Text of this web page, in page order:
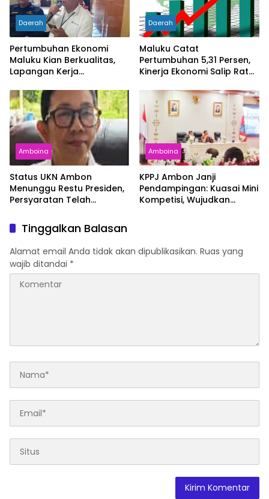
Daerah
Pertumbuhan Ekonomi
Maluku Kian Berkualitas,
Lapangan Kerja
Kemiskinan Turun
Daerah
Maluku Catat
Pertumbuhan 5,31 Persen,
Kinerja Ekonomi Salip Rata-
Amboina
Status UKN Ambon
Menunggu Restu Presiden,
Persyaratan Telah
Amboina
KPPJ Ambon Janji
Pendampingan: Kuasai Mini
Kompetisi, Wujudkan
Tinggalkan Balasan
Alamat email Anda tidak akan dipublikasikan. Ruas yang
wajib ditandai *